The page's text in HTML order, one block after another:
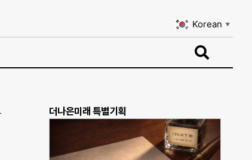
Korean ▼
더나은미래 특별기획